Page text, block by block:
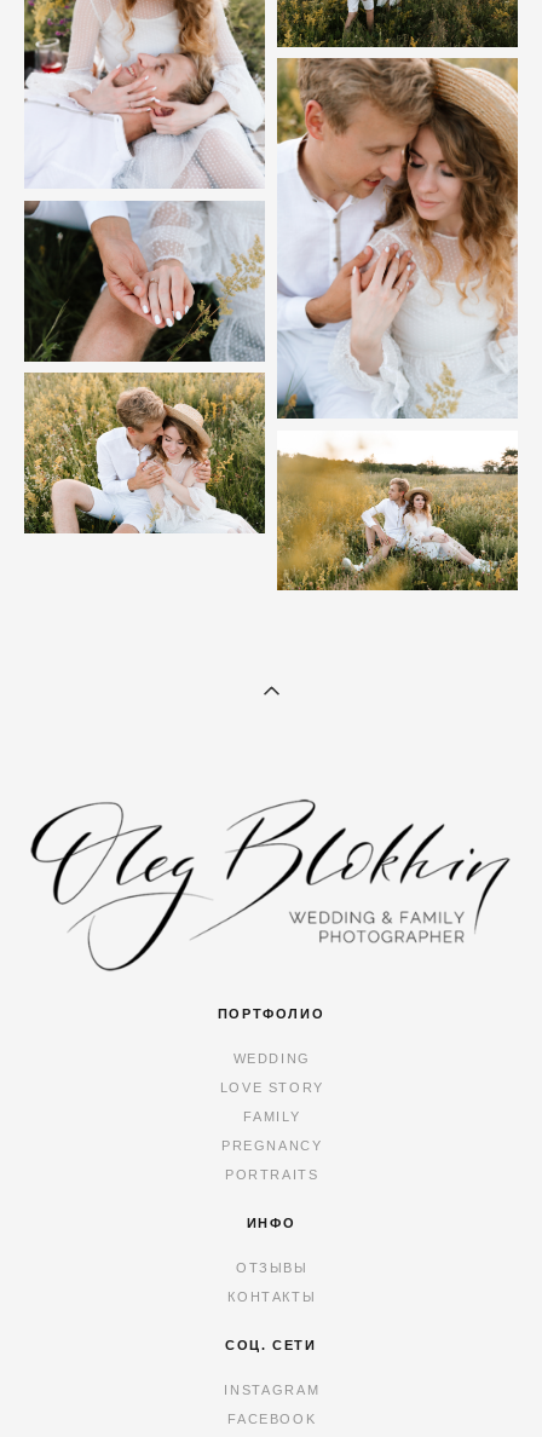
ПОРТФОЛИО
WEDDING
LOVE STORY
FAMILY
PREGNANCY
PORTRAITS
ИНФО
ОТЗЫВЫ
КОНТАКТЫ
СОЦ. СЕТИ
INSTAGRAM
FACEBOOK